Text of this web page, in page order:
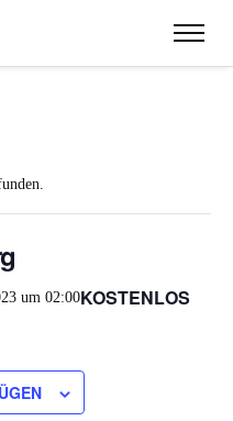
um 02:00KOSTENLOS